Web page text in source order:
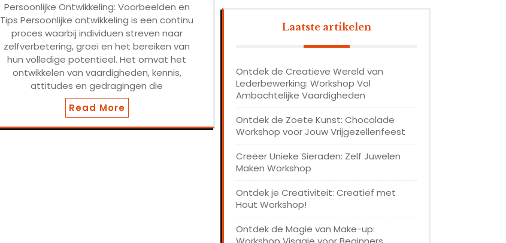
Persoonlijke Ontwikkeling: Voorbeelden en
Tips Persoonlijke ontwikkeling is een continu
proces waarbij individuen streven naar
zelfverbetering, groei en het bereiken van
hun volledige potentieel. Het omvat het
ontwikkelen van vaardigheden, kennis,
attitudes en gedragingen die
Read More
Laatste artikelen
Ontdek de Creatieve Wereld van
Lederbewerking: Workshop Vol
Ambachtelijke Vaardigheden
Ontdek de Zoete Kunst: Chocolade
Workshop voor Jouw Vrijgezellenfeest
Creëer Unieke Sieraden: Zelf Juwelen
Maken Workshop
Ontdek je Creativiteit: Creatief met
Hout Workshop!
Ontdek de Magie van Make-up: